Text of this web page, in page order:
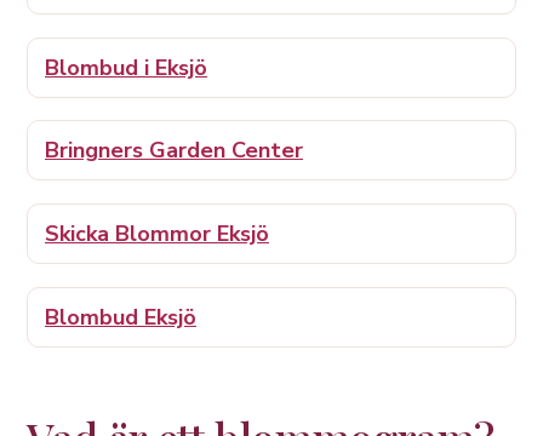
Blombud i Eksjö
Bringners Garden Center
Skicka Blommor Eksjö
Blombud Eksjö